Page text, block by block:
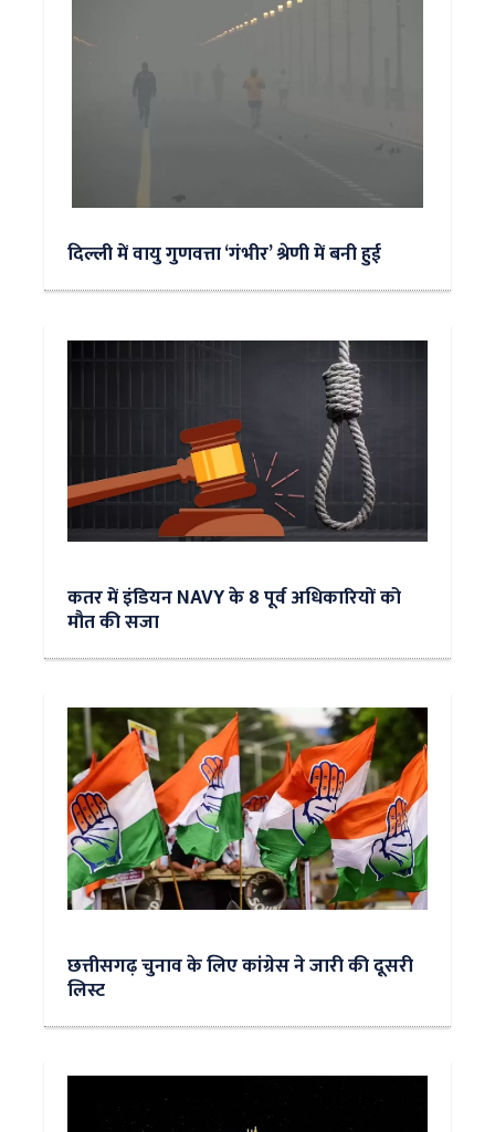
दिल्ली में वायु गुणवत्ता ‘गंभीर’ श्रेणी में बनी हुई
कतर में इंडियन NAVY के 8 पूर्व अधिकारियों को
मौत की सजा
छत्तीसगढ़ चुनाव के लिए कांग्रेस ने जारी की दूसरी
लिस्ट